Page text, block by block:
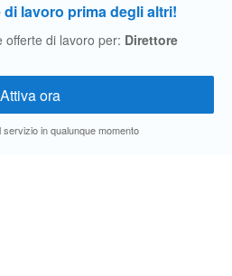
lavoro prima degli altri!
offerte di lavoro per: Direttore
in qualunque momento